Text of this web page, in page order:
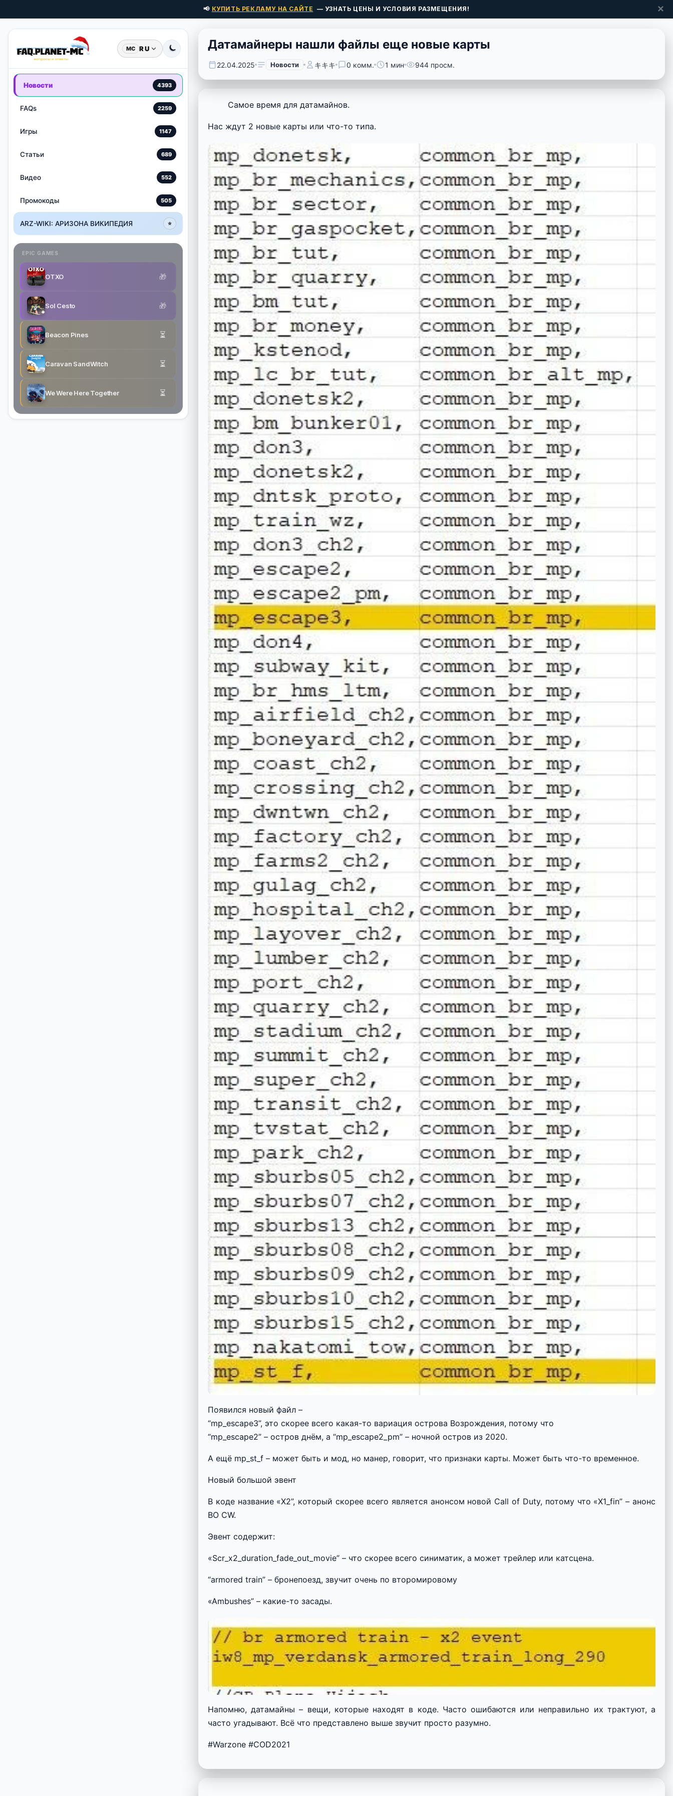
📢 КУПИТЬ РЕКЛАМУ НА САЙТЕ — УЗНАТЬ ЦЕНЫ И УСЛОВИЯ РАЗМЕЩЕНИЯ! ✕
MC RU
Новости 4393
FAQs 2259
Игры 1147
Статьи 689
Видео 552
Промокоды 505
ARZ-WIKI: АРИЗОНА ВИКИПЕДИЯ ⭐
EPIC GAMES
OTXO 🎁
Sol Cesto 🎁
Beacon Pines ⏳
Caravan SandWitch ⏳
We Were Here Together ⏳
Датамайнеры нашли файлы еще новые карты
22.04.2025 Новости キキキ 0 комм. 1 мин 944 просм.
Самое время для датамайнов.
Нас ждут 2 новые карты или что-то типа.
Появился новый файл –
“mp_escape3”, это скорее всего какая-то вариация острова Возрождения, потому что
“mp_escape2” – остров днём, а “mp_escape2_pm” – ночной остров из 2020.
А ещё mp_st_f – может быть и мод, но манер, говорит, что признаки карты. Может быть что-то временное.
Новый большой эвент
В коде название «X2”, который скорее всего является анонсом новой Call of Duty, потому что «X1_fin” – анонс
BO CW.
Эвент содержит:
«Scr_x2_duration_fade_out_movie” – что скорее всего синиматик, а может трейлер или катсцена.
“armored train” – бронепоезд, звучит очень по второмировому
«Ambushes” – какие-то засады.
Напомню, датамайны – вещи, которые находят в коде. Часто ошибаются или неправильно их трактуют, а
часто угадывают. Всё что представлено выше звучит просто разумно.
#Warzone #COD2021